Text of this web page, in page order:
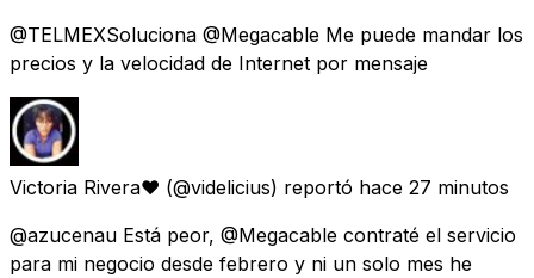
@TELMEXSoluciona @Megacable Me puede mandar los
precios y la velocidad de Internet por mensaje
Victoria Rivera❤ (@videlicius) reportó hace 27 minutos
@azucenau Está peor, @Megacable contraté el servicio
para mi negocio desde febrero y ni un solo mes he